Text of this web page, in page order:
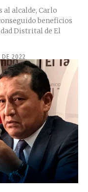
alcalde, Carlo
beneficios
Distrital de El
DE 2022